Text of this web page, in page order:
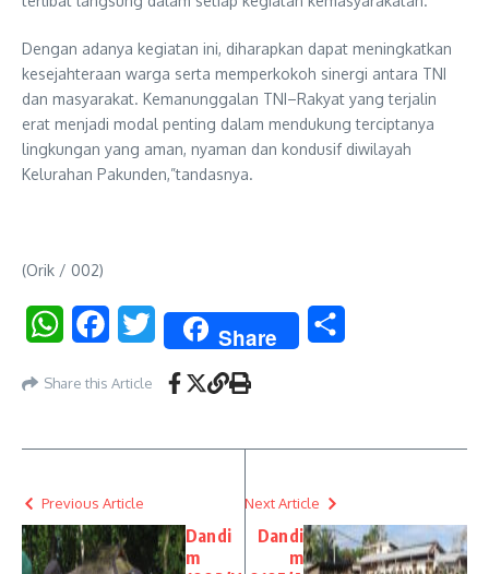
Dengan adanya kegiatan ini, diharapkan dapat meningkatkan
kesejahteraan warga serta memperkokoh sinergi antara TNI
dan masyarakat. Kemanunggalan TNI–Rakyat yang terjalin
erat menjadi modal penting dalam mendukung terciptanya
lingkungan yang aman, nyaman dan kondusif diwilayah
Kelurahan Pakunden,”tandasnya.
(Orik / 002)
WhatsAppFacebookTwitter Share
Share this Article
Previous Article
Dandi
m
Next Article
Dandi
m